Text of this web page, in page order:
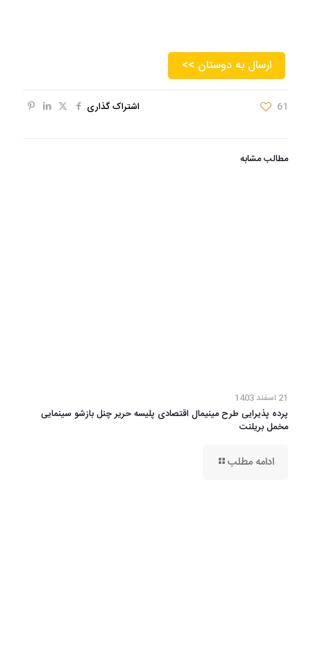
<< ارسال به دوستان
اشتراک گذاری 61
مطالب مشابه
21 اسفند 1403
پرده پذیرایی طرح مینیمال اقتصادی پلیسه حریر چنل بازشو سینمایی
مخمل بریلنت
ادامه مطلب